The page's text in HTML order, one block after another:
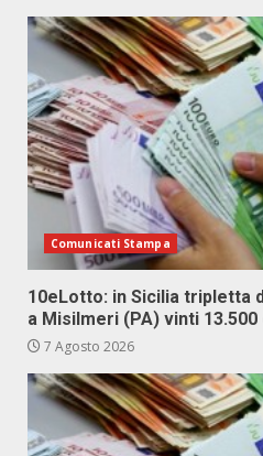
Comunicati Stampa
10eLotto: in Sicilia tripletta
a Misilmeri (PA) vinti 13.500
7 Agosto 2026